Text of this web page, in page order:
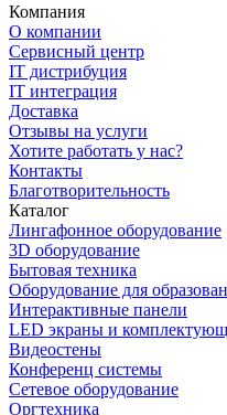
Компания
О компании
Сервисный центр
IT дистрибуция
IT интеграция
Доставка
Отзывы на услуги
Хотите работать у нас?
Контакты
Благотворительность
Каталог
Лингафонное оборудование
3D оборудование
Бытовая техника
Оборудование для
Интерактивные панели
LED экраны и
Видеостены
Конференц системы
Сетевое оборудование
Оргтехника